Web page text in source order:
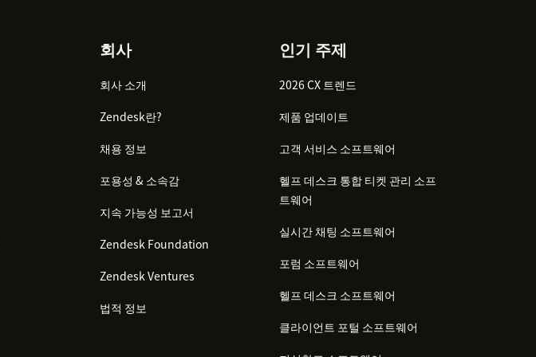
회사
회사 소개
Zendesk란?
채용 정보
포용성 & 소속감
지속 가능성 보고서
Zendesk Foundation
Zendesk Ventures
법적 정보
인기 주제
2026 CX 트렌드
제품 업데이트
고객 서비스 소프트웨어
헬프 데스크 통합 티켓 관리 소프
트웨어
실시간 채팅 소프트웨어
포럼 소프트웨어
헬프 데스크 소프트웨어
클라이언트 포털 소프트웨어